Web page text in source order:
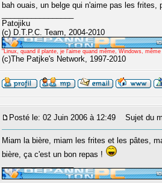
bah ouais, un belge qui n'aime pas les
Patojiku
(c) D.T.P.C. Team, 2004-2010
"Linux, quand il plante, je l'aime quand même, Windows,
(c)The Patjke's Network, 1997-2010
Posté le: 02 Juin 2006 à 12:49 Sujet du
Miam la bière, miam les frites et les pâtes,
bière, ça c'est un bon repas !